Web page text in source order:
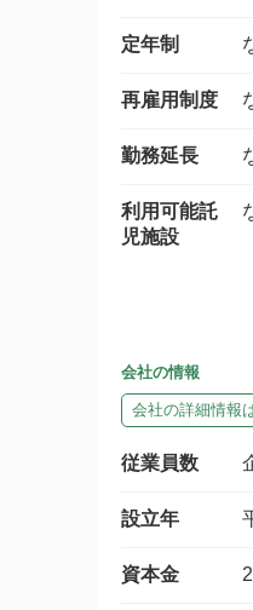
定年制
再雇用制度
勤務延長
利用可能託
児施設
会社の情報
会社の詳細情報
従業員数
設立年
資本金